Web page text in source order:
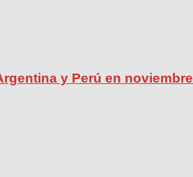
y Perú en noviembre